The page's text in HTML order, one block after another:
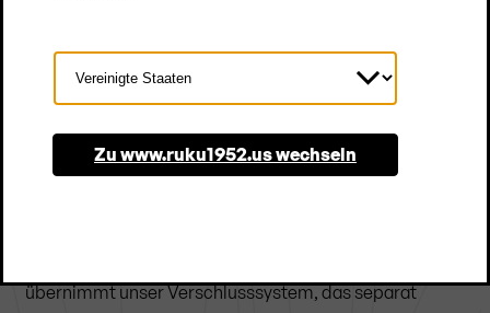
Auf der sicheren Seite
Optionales Verschlusssystem
übernimmt unser Verschlusssystem, das separat
Land
auswählen
Zu www.ruku1952.us wechseln